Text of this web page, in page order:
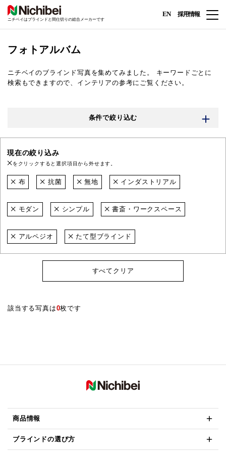
ニチベイはブラインドと間仕切りの総合メーカーです
EN 採用情報
フォトアルバム
ニチベイのブラインド写真を集めてみました。
キーワードごとに
検索もできますので、インテリアの参考にご覧ください。
条件で絞り込む
現在の絞り込み
をクリックすると選択項目から外せます。
布 抗菌 無地 インダストリアル
モダン シンプル 書斎・ワークスペース
アルペジオ たて型ブラインド
すべてクリア
該当する写真は0枚です
商品情報
ブラインドの選び方